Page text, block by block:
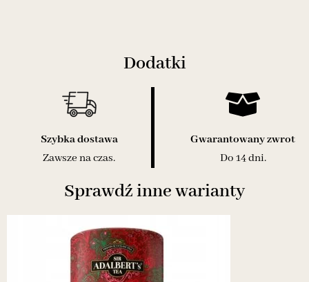
Dodatki
Szybka dostawa
Zawsze na czas.
Gwarantowany zwrot
Do 14 dni.
Sprawdź inne warianty